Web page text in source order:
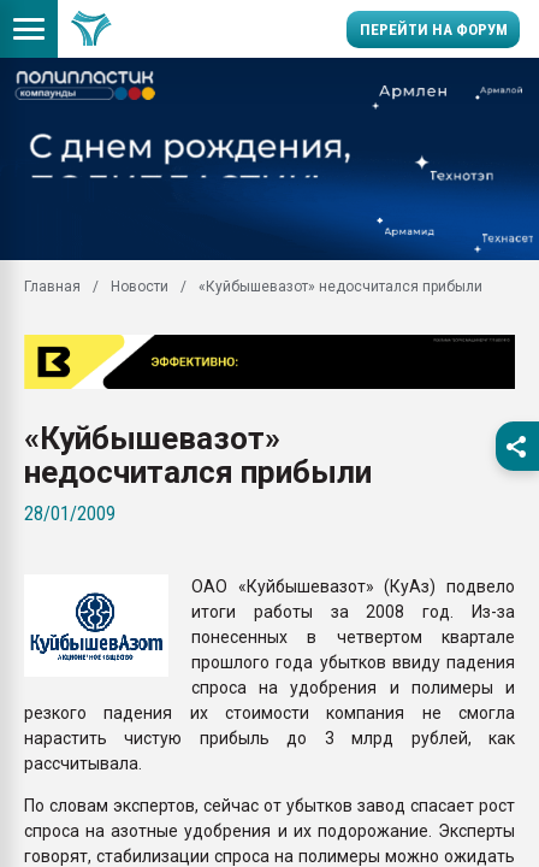
ПЕРЕЙТИ НА ФОРУМ
заводу пластмасс"
Помощь в подборе
Вакуум-формовочные
первый план в
бутылок
ПЕРЕЙТИ НА
Главная Новости «Куйбышевазот» недосчитался прибыли
«Куйбышевазот»
недосчитался прибыли
28/01/2009
ОАО «Куйбышевазот» (КуАз) подвело
итоги работы за 2008 год. Из-за
понесенных в четвертом квартале
прошлого года убытков ввиду падения
спроса на удобрения и полимеры и
резкого падения их стоимости компания не смогла
нарастить чистую прибыль до 3 млрд рублей, как
рассчитывала.
По словам экспертов, сейчас от убытков завод спасает рост
спроса на азотные удобрения и их подорожание. Эксперты
говорят, стабилизации спроса на полимеры можно ожидать